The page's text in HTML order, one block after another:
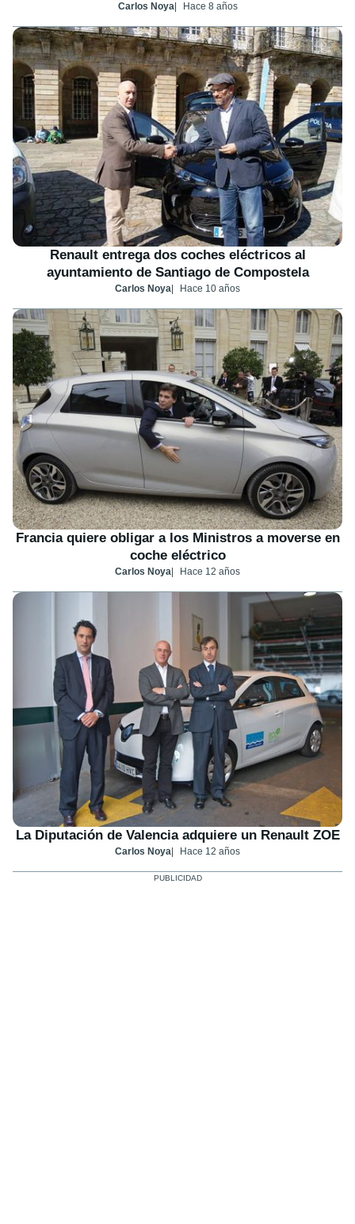
Carlos Noya Hace 8 años
Renault entrega dos coches eléctricos al
ayuntamiento de Santiago de Compostela
Carlos Noya Hace 10 años
Francia quiere obligar a los Ministros a moverse en
coche eléctrico
Carlos Noya Hace 12 años
La Diputación de Valencia adquiere un Renault ZOE
Carlos Noya Hace 12 años